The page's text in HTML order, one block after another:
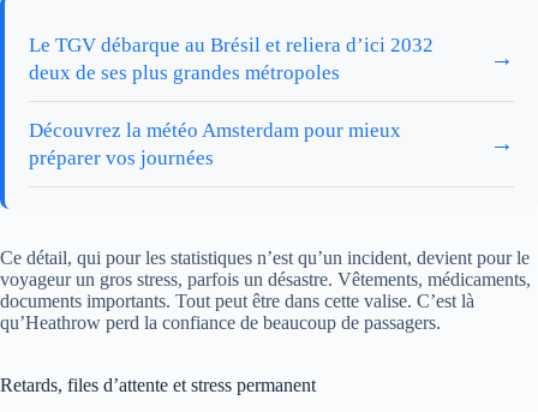
Le TGV débarque au Brésil et reliera d’ici 2032
deux de ses plus grandes métropoles
→
Découvrez la météo Amsterdam pour mieux
préparer vos journées
→
Ce détail, qui pour les statistiques n’est qu’un incident, devient pour le
voyageur un gros stress, parfois un désastre. Vêtements, médicaments,
documents importants. Tout peut être dans cette valise. C’est là
qu’Heathrow perd la confiance de beaucoup de passagers.
Retards, files d’attente et stress permanent